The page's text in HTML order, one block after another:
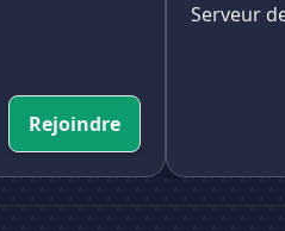
Rejoindre
Serveur